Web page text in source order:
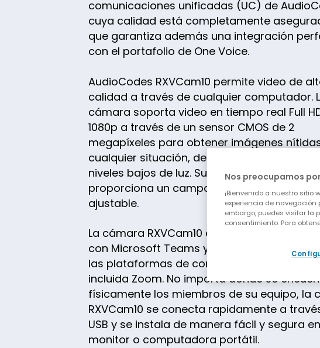
comunicaciones unificadas (UC) de
cuya calidad está completamente
que garantiza además una integración
con el portafolio de One Voice.
AudioCodes RXVCam10 permite video de
calidad a través de cualquier computador.
cámara soporta video en tiempo real Full
1080p a través de un sensor CMOS de 2
megapíxeles para obtener imágenes
cualquier situación, desde luz solar directa
niveles bajos de luz. Su función de zoom
proporciona un campo de visión
ajustable.
La cámara RXVCam10 está certificada para
con Microsoft Teams y es compatible con
las plataformas de comunicaciones
incluida Zoom. No importa dónde se
físicamente los miembros de su equipo, la
RXVCam10 se conecta rapidamente a
USB y se instala de manera fácil y segura
monitor o computadora portátil.
Nos preocupamos
¡Bienvenido a nuestro sitio
experiencia de navegación
embargo, puedes visitar la
consentimiento. Para